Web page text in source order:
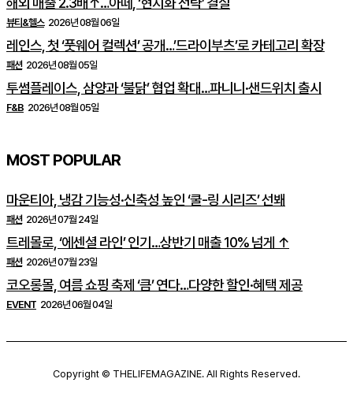
뷰티&헬스 2026년 08월 06일
레인스, 첫 ‘풋웨어 컬렉션’ 공개…’드라이부츠’로 카테고리 확장
패션 2026년 08월 05일
투썸플레이스, 삼양과 ‘불닭’ 협업 확대…파니니·샌드위치 출시
F&B 2026년 08월 05일
MOST POPULAR
마운티아, 냉감 기능성·신축성 높인 ‘쿨-링 시리즈’ 선봬
패션 2026년 07월 24일
트레몰로, ‘에센셜 라인’ 인기…상반기 매출 10% 넘게 ↑
패션 2026년 07월 23일
코오롱몰, 여름 쇼핑 축제 ‘큼’ 연다…다양한 할인·혜택 제공
EVENT 2026년 06월 04일
Copyright © THELIFEMAGAZINE. All Rights Reserved.